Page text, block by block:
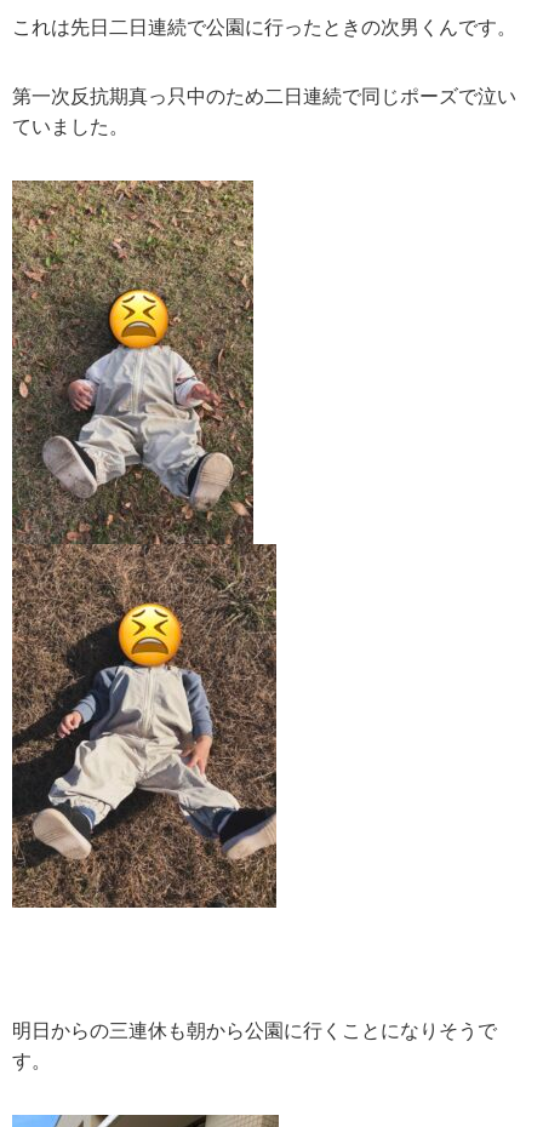
これは先日二日連続で公園に行ったときの次男くんです。
第一次反抗期真っ只中のため二日連続で同じポーズで泣い
ていました。
明日からの三連休も朝から公園に行くことになりそうで
す。